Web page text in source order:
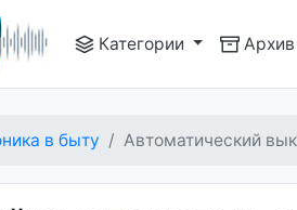
Категории
в быту Автоматический